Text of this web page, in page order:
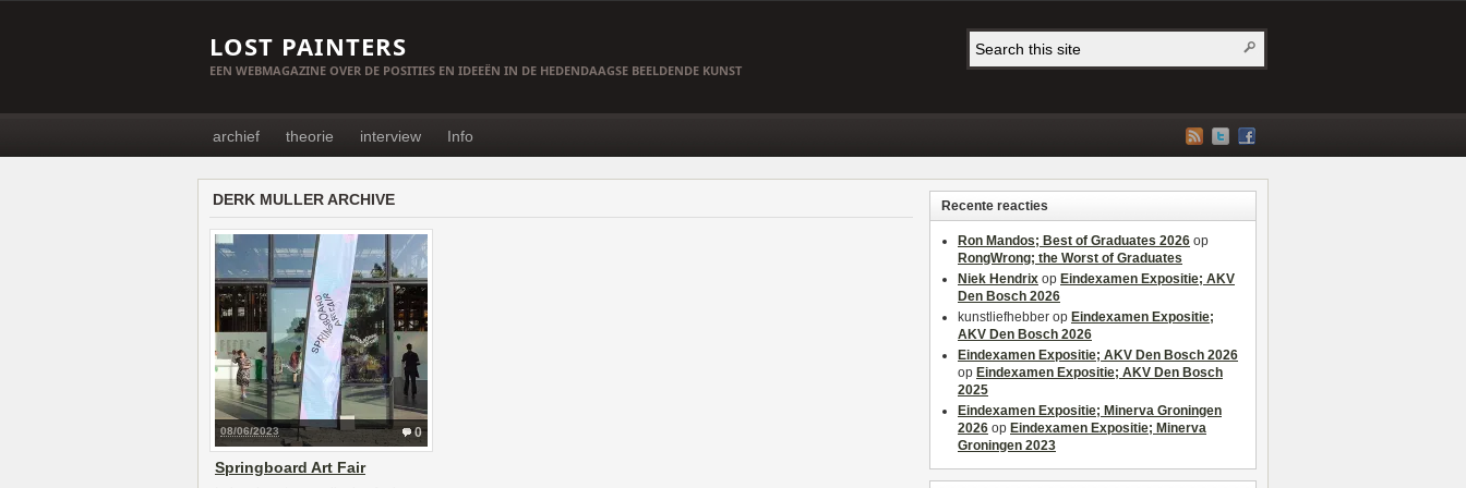
LOST PAINTERS
EEN WEBMAGAZINE OVER DE POSITIES EN IDEEËN IN DE HEDENDAAGSE BEELDENDE KUNST
archief theorie interview Info
DERK MULLER ARCHIVE
0
08/06/2023
Springboard Art Fair
Recente reacties
Ron Mandos; Best of Graduates 2026 op
RongWrong; the Worst of Graduates
Niek Hendrix op Eindexamen Expositie; AKV
Den Bosch 2026
kunstliefhebber op Eindexamen Expositie;
AKV Den Bosch 2026
Eindexamen Expositie; AKV Den Bosch 2026
op Eindexamen Expositie; AKV Den Bosch
2025
Eindexamen Expositie; Minerva Groningen
2026 op Eindexamen Expositie; Minerva
Groningen 2023